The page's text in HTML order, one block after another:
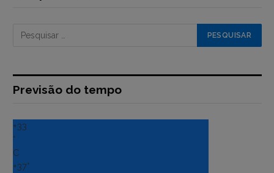
Previsão do tempo
+33
°
C
+37°